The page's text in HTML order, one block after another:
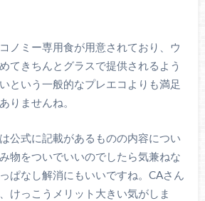
ノミー専用食が用意されており、ウ
てきちんとグラスで提供されるよう
という一般的なプレエコよりも満足
りませんね。
公式に記載があるものの内容につい
物をついでいいのでしたら気兼ねな
ぱなし解消にもいいですね。CAさん
けっこうメリット大きい気がしま